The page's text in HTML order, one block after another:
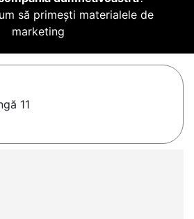
să primești materialele de
marketing
11